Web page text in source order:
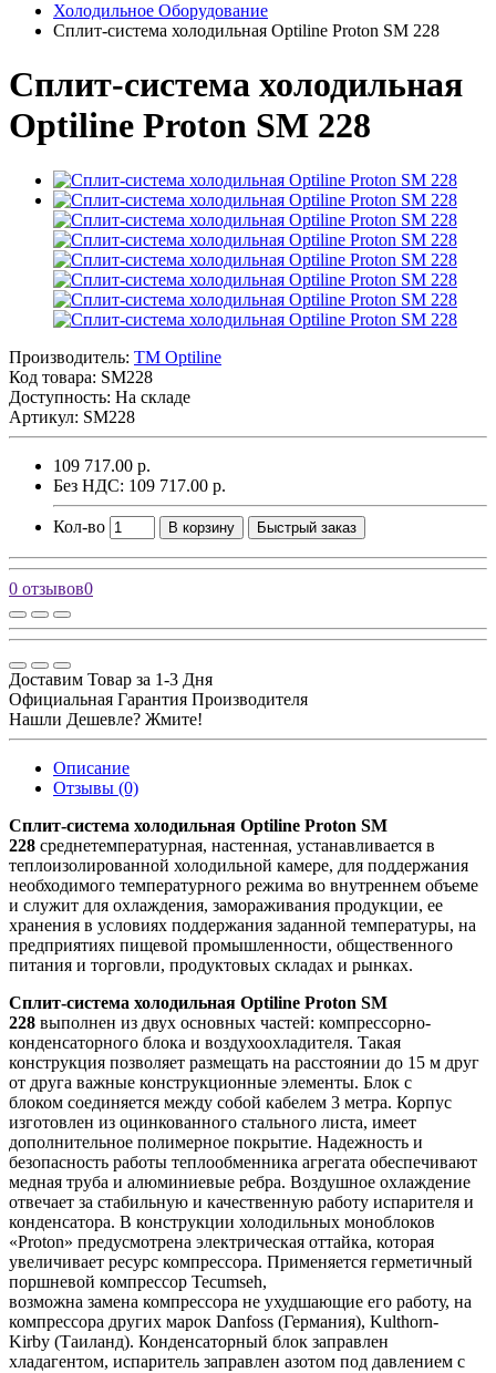
Холодильное Оборудование
Сплит-система холодильная Optiline Proton SM 228
Сплит-система холодильная
Optiline Proton SM 228
Производитель: TM Optiline
Код товара: SM228
Доступность: На складе
Артикул: SM228
109 717.00 р.
Без НДС: 109 717.00 р.
Кол-во В корзину Быстрый заказ
0 отзывов0
Доставим Товар за 1-3 Дня
Официальная Гарантия Производителя
Нашли Дешевле? Жмите!
Описание
Отзывы (0)
Сплит-система холодильная Optiline Proton SM
228 среднетемпературная, настенная, устанавливается в
теплоизолированной холодильной камере, для поддержания
необходимого температурного режима во внутреннем объеме
и служит для охлаждения, замораживания продукции, ее
хранения в условиях поддержания заданной температуры, на
предприятиях пищевой промышленности, общественного
питания и торговли, продуктовых складах и рынках.
Сплит-система холодильная Optiline Proton SM
228 выполнен из двух основных частей: компрессорно-
конденсаторного блока и воздухоохладителя. Такая
конструкция позволяет размещать на расстоянии до 15 м друг
от друга важные конструкционные элементы. Блок с
блоком соединяется между собой кабелем 3 метра. Корпус
изготовлен из оцинкованного стального листа, имеет
дополнительное полимерное покрытие. Надежность и
безопасность работы теплообменника агрегата обеспечивают
медная труба и алюминиевые ребра. Воздушное охлаждение
отвечает за стабильную и качественную работу испарителя и
конденсатора. В конструкции холодильных моноблоков
«Proton» предусмотрена электрическая оттайка, которая
увеличивает ресурс компрессора. Применяется герметичный
поршневой компрессор Tecumseh,
возможна замена компрессора не ухудшающие его работу, на
компрессора других марок Danfoss (Германия), Kulthorn-
Kirby (Таиланд). Конденсаторный блок заправлен
хладагентом, испаритель заправлен азотом под давлением с